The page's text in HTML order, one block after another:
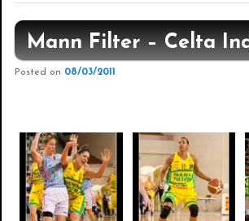
Mann Filter – Celta
Posted on 08/03/2011